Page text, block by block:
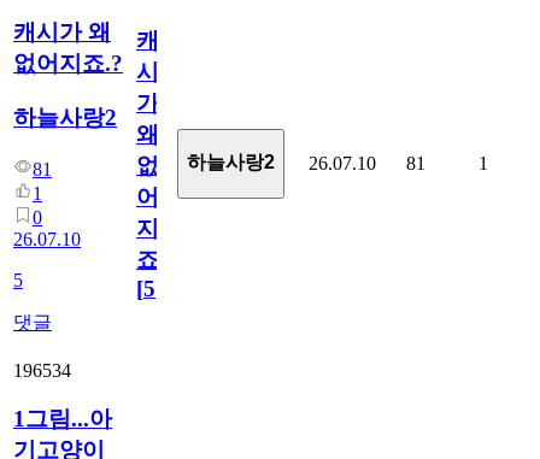
캐시가 왜
없어지죠.?
하늘사랑2
81
1
0
26.07.10
5
댓글
캐
시
가
왜
없
어
지
죠.?
[5]
하늘사랑2 26.07.10 81 1
196534
1그림...아
기고양이